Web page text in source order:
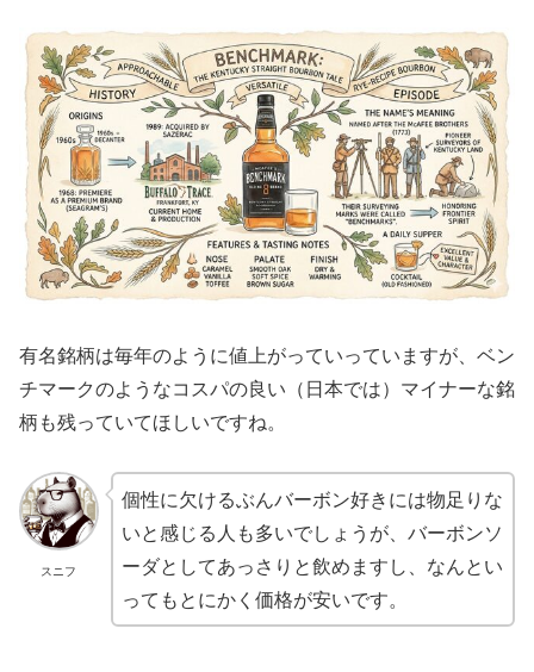
有名銘柄は毎年のように値上がっていっていますが、ベン
チマークのようなコスパの良い（日本では）マイナーな銘
柄も残っていてほしいですね。
スニフ
個性に欠けるぶんバーボン好きには物足りな
いと感じる人も多いでしょうが、バーボンソ
ーダとしてあっさりと飲めますし、なんとい
ってもとにかく価格が安いです。